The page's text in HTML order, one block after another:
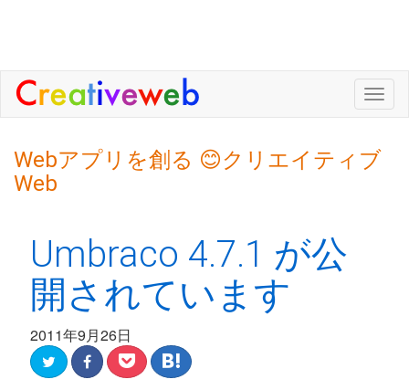
Webアプリを創る 😊クリエイティブ
Web
Umbraco 4.7.1 が公
開されています
2011年9月26日